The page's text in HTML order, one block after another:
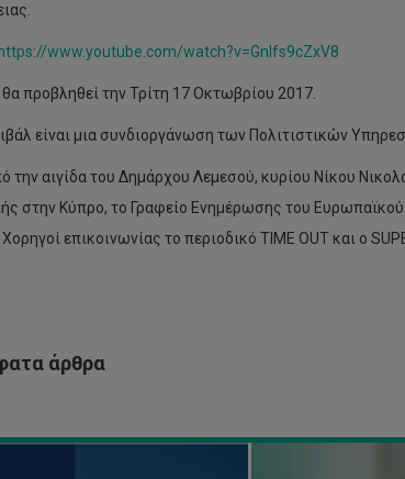
https://www.youtube.com/watch?v=Gnlfs9cZxV8
θα προβληθεί την Τρίτη 17 Οκτωβρίου 2017.
είναι μια συνδιοργάνωση των Πολιτιστικών
την αιγίδα του Δημάρχου Λεμεσού, κυρίου Νίκου
στην Κύπρο, το Γραφείο Ενημέρωσης του
επικοινωνίας τo περιοδικό TIME OUT και ο
άρθρα
Προκήρυξη
Θέσεων
για